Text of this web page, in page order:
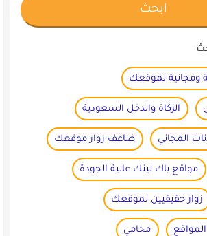
ومجانية لموقعك
الزكاة والدخل السعودية
المجاني ضاعف زوار موقعك
مواقع باك لينك عالية الجودة
زوار حقيقيين لموقعك
محامي